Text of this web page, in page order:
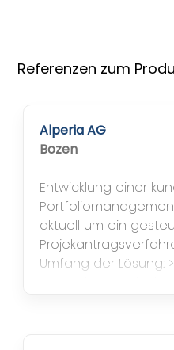
Referenzen zum
Alperia AG
Bozen
Entwicklung einer
aktuell um ein
Umfang der Lösung: